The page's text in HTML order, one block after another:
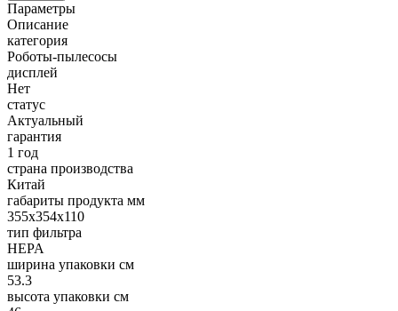
Параметры
Описание
категория
Роботы-пылесосы
дисплей
Нет
статус
Актуальный
гарантия
1 год
страна производства
Китай
габариты продукта мм
355х354х110
тип фильтра
HEPA
ширина упаковки см
53.3
высота упаковки см